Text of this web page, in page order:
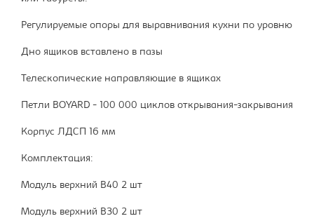
Регулируемые опоры для выравнивания кухни по уровню
Дно ящиков вставлено в пазы
Телескопические направляющие в ящиках
Петли BOYARD - 100 000 циклов открывания-закрывания
Корпус ЛДСП 16 мм
Комплектация:
Модуль верхний В40 2 шт
Модуль верхний В30 2 шт